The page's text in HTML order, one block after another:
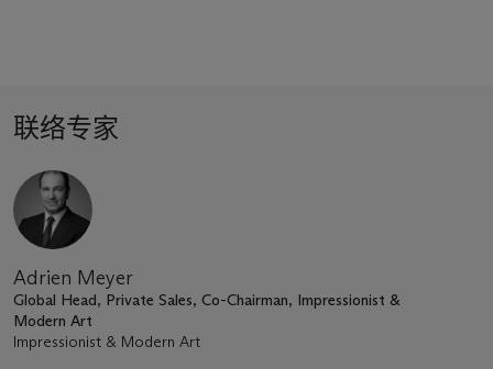
联络专家
Adrien Meyer
Global Head, Private Sales, Co-Chairman, Impressionist &
Modern Art
Impressionist & Modern Art